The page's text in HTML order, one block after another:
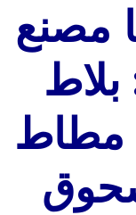
مصنع
مطاط